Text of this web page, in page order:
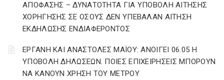
ΑΠΟΦΑΣΗΣ – ΔΥΝΑΤΟΤΗΤΑ ΓΙΑ ΥΠΟΒΟΛΗ ΑΙΤΗΣΗΣ
ΧΟΡΗΓΗΣΗΣ ΣΕ ΟΣΟΥΣ ΔΕΝ ΥΠΕΒΑΛΑΝ ΑΙΤΗΣΗ
ΕΚΔΗΛΩΣΗΣ ΕΝΔΙΑΦΕΡΟΝΤΟΣ
ΕΡΓΑΝΗ ΚΑΙ ΑΝΑΣΤΟΛΕΣ ΜΑΪΟΥ: ΑΝΟΙΓΕΙ 06.05 Η
ΥΠΟΒΟΛΗ ΔΗΛΩΣΕΩΝ. ΠΟΙΕΣ ΕΠΙΧΕΙΡΗΣΕΙΣ ΜΠΟΡΟΥΝ
ΝΑ ΚΑΝΟΥΝ ΧΡΗΣΗ ΤΟΥ ΜΕΤΡΟΥ